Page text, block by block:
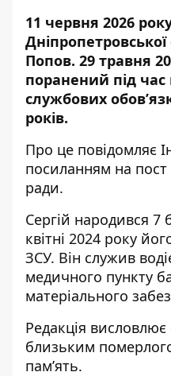
11 червня 2026
Дніпропетровської
Попов. 29 травня
поранений під
службових
років.
Про це повідомляє
посиланням на пост
ради.
Сергій народився 7
квітні 2024 року
ЗСУ. Він служив
медичного пункту
матеріального
Редакція висловлює
близьким
пам’ять.